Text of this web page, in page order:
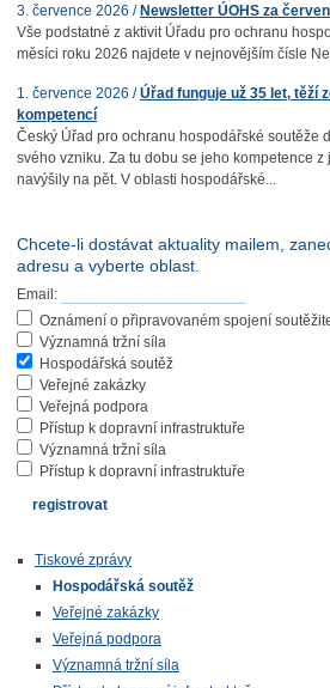
3. července 2026 / Newsletter ÚOHS za
Vše podstatné z aktivit Úřadu pro ochranu
měsíci roku 2026 najdete v nejnovějším čísle
1. července 2026 /Úřad funguje už 35 let, těží
kompetencí
Český Úřad pro ochranu hospodářské soutěže
svého vzniku. Za tu dobu se jeho kompetence
navýšily na pět. V oblasti hospodářské...
Chcete-li dostávat aktuality mailem,
adresu a vyberte oblast.
Email:
Oznámení o připravovaném spojení
Významná tržní síla
Hospodářská soutěž
Veřejné zakázky
Veřejná podpora
Přístup k dopravní infrastruktuře
Významná tržní síla
Přístup k dopravní infrastruktuře
Tiskové zprávy
Hospodářská soutěž
Veřejné zakázky
Veřejná podpora
Významná tržní síla